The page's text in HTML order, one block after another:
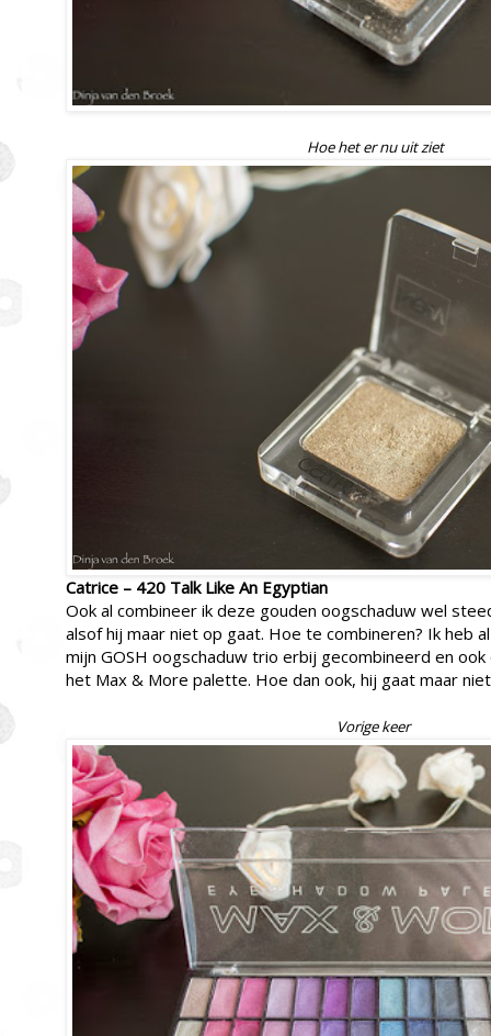
Hoe het er nu uit ziet
Catrice – 420 Talk Like An Egyptian
Ook al combineer ik deze gouden oogschaduw wel
alsof hij maar niet op gaat. Hoe te combineren? Ik heb
mijn GOSH oogschaduw trio erbij gecombineerd en
het Max & More palette. Hoe dan ook, hij gaat maar
Vorige keer